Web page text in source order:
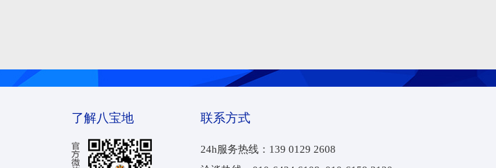
了解八宝地 联系方式
24h服务热线： 139 0129 2608